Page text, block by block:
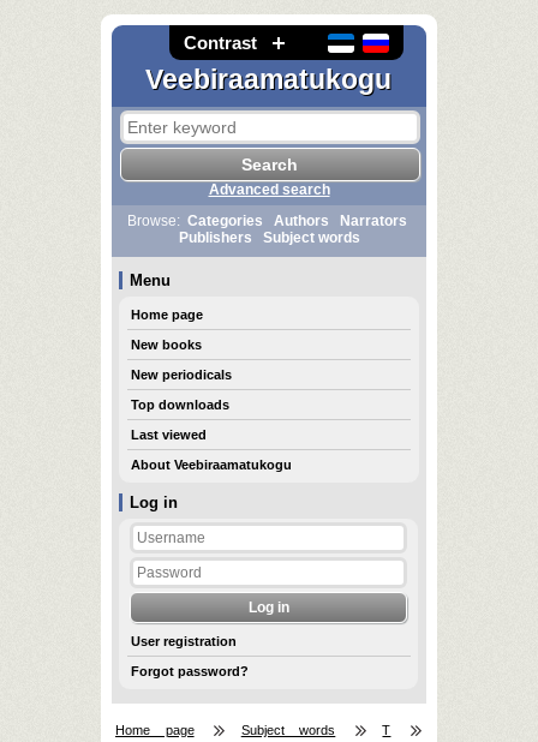
Contrast
Veebiraamatukogu
Log in
User registration
Forgot password?
Advanced search
Browse: Categories Authors
Narrators
Publishers
Subject words
Menu
Home page
New books
New periodicals
Top downloads
Last viewed
About Veebiraamatukogu
Home page Subject words
T